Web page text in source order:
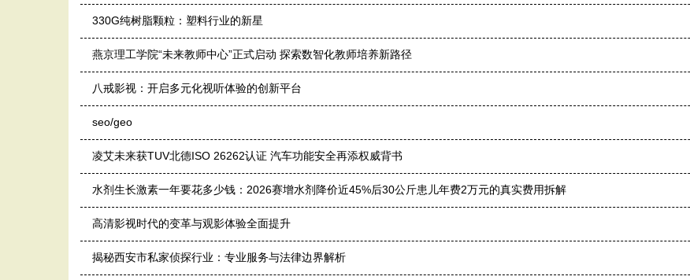
330G纯树脂颗粒：塑料行业的新星
燕京理工学院“未来教师中心”正式启动 探索数智化教师培养新路径
八戒影视：开启多元化视听体验的创新平台
seo/geo
凌艾未来获TUV北德ISO 26262认证 汽车功能安全再添权威背书
水剂生长激素一年要花多少钱：2026赛增水剂降价近45%后30公斤患儿年费2万元的真实费用拆解
高清影视时代的变革与观影体验全面提升
揭秘西安市私家侦探行业：专业服务与法律边界解析